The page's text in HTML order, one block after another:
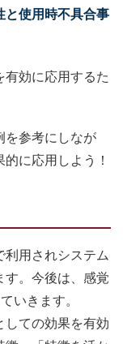
と使用時不具合事
有効に応用するた
を参考にしなが
に応用しよう！
用されシステム
す。今後は、感覚
いきます。
ての効果を有効